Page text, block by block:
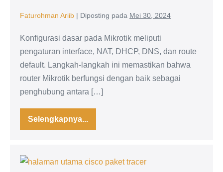
Faturohman Ariib | Diposting pada Mei 30, 2024
Konfigurasi dasar pada Mikrotik meliputi
pengaturan interface, NAT, DHCP, DNS, dan route
default. Langkah-langkah ini memastikan bahwa
router Mikrotik berfungsi dengan baik sebagai
penghubung antara […]
Selengkapnya...
Konfigurasi
Dasar
Area
Pengenalan